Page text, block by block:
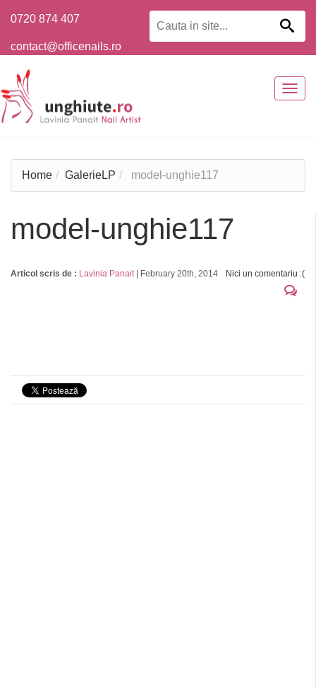
0720 874 407
contact@officenails.ro
Home GalerieLP model-unghie117
model-unghie117
Articol scris de : Lavinia Panait| February 20th, 2014 Nici un comentariu :(